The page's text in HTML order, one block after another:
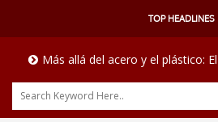
TOP HEADLINES
Más allá del acero y el plástico: El